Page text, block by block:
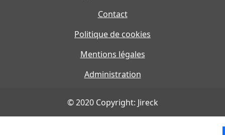
Contact
Politique de cookies
Mentions légales
Administration
© 2020 Copyright: Jireck